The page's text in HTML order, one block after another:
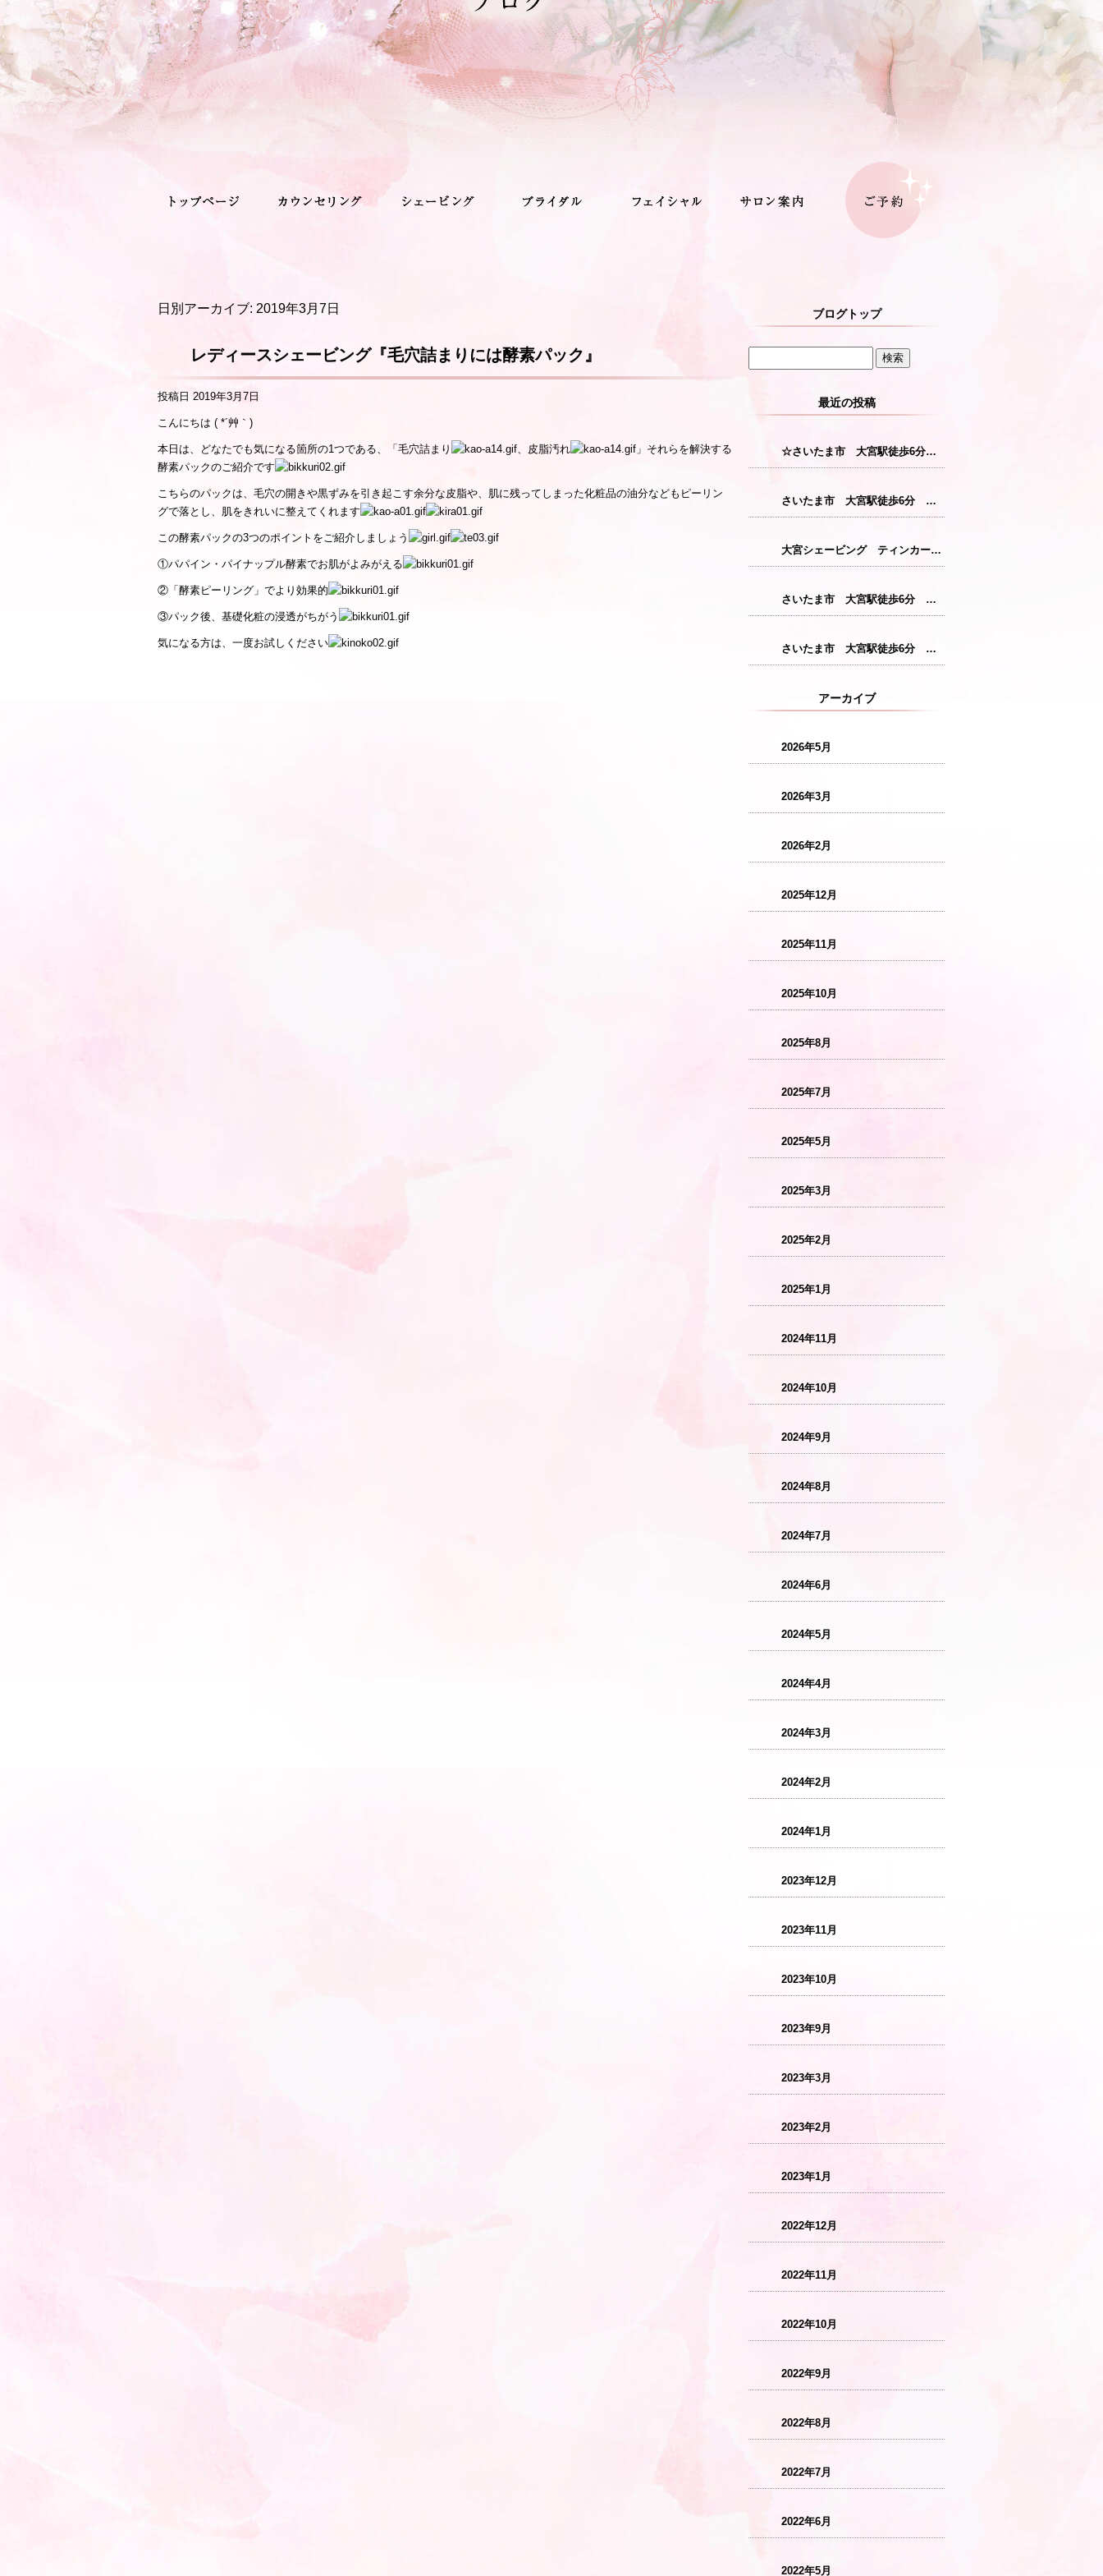
日別アーカイブ: 2019年3月7日
レディースシェービング『毛穴詰まりには酵素パック』
投稿日 2019年3月7日
こんにちは ( *´艸｀)
本日は、どなたでも気になる箇所の1つである、「毛穴詰まり 、皮脂汚れ
」それらを解決する
酵素パックのご紹介です
こちらのパックは、毛穴の開きや黒ずみを引き起こす余分な皮脂や、肌に残ってしまった化粧品の油分などもピーリン
グで落とし、肌をきれいに整えてくれます
この酵素パックの3つのポイントをご紹介しましょう
①パパイン・パイナップル酵素でお肌がよみがえる
②「酵素ピーリング」でより効果的
③パック後、基礎化粧の浸透がちがう
気になる方は、一度お試しください
ブログトップ
最近の投稿
☆さいたま市 大宮駅徒歩6分 レディースシェービング☆
さいたま市 大宮駅徒歩6分 レディースシェービング『産毛をなくすことで花粉症対策につながります！』
大宮シェービング ティンカーベル『クレンジング』
さいたま市 大宮駅徒歩6分 レディースシェービング『仕上がりが格別のシェービングコース』
さいたま市 大宮駅徒歩6分 レディースシェービング『敏感肌の方にも安心パック』
アーカイブ
2026年5月
2026年3月
2026年2月
2025年12月
2025年11月
2025年10月
2025年8月
2025年7月
2025年5月
2025年3月
2025年2月
2025年1月
2024年11月
2024年10月
2024年9月
2024年8月
2024年7月
2024年6月
2024年5月
2024年4月
2024年3月
2024年2月
2024年1月
2023年12月
2023年11月
2023年10月
2023年9月
2023年3月
2023年2月
2023年1月
2022年12月
2022年11月
2022年10月
2022年9月
2022年8月
2022年7月
2022年6月
2022年5月